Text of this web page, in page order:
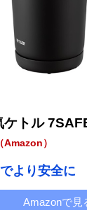
ケトル
）
より安全に
Amazonで見